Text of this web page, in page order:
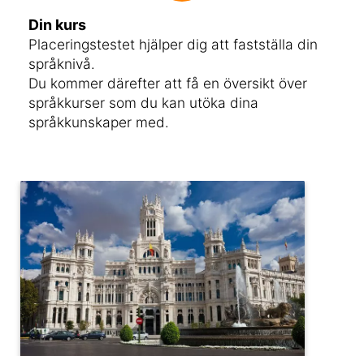
Din kurs
Placeringstestet hjälper dig att fastställa din
språknivå.
Du kommer därefter att få en översikt över
språkkurser som du kan utöka dina
språkkunskaper med.